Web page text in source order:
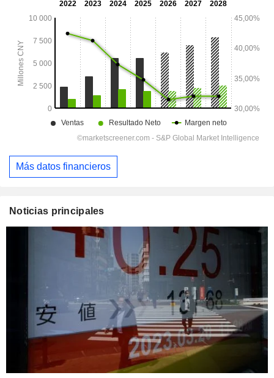
Más datos financieros
Noticias principales